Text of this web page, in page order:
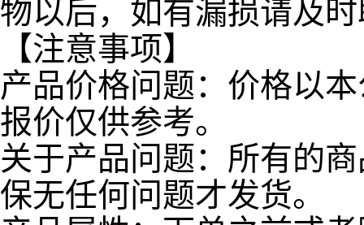
物以后，如有漏损请及
【注意事项】
产品价格问题：价格以
报价仅供参考。
关于产品问题：所有的
保无任何问题才发货。